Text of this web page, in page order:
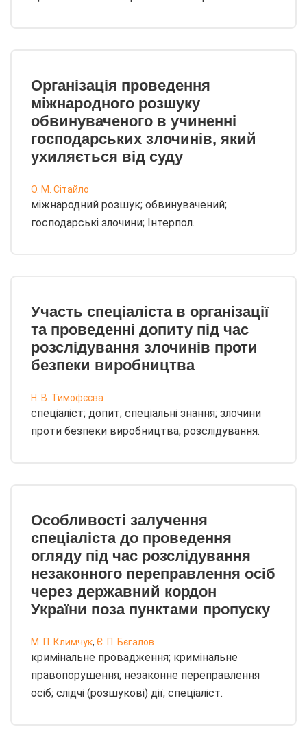
Організація проведення
міжнародного розшуку
обвинуваченого в учиненні
господарських злочинів, який
ухиляється від суду
О. М. Сітайло
міжнародний розшук; обвинувачений;
господарські злочини; Інтерпол.
Участь спеціаліста в організації
та проведенні допиту під час
розслідування злочинів проти
безпеки виробництва
Н. В. Тимофєєва
спеціаліст; допит; спеціальні знання; злочини
проти безпеки виробництва; розслідування.
Особливості залучення
спеціаліста до проведення
огляду під час розслідування
незаконного переправлення осіб
через державний кордон
України поза пунктами пропуску
М. П. Климчук, Є. П. Бєгалов
кримінальне провадження; кримінальне
правопорушення; незаконне переправлення
осіб; слідчі (розшукові) дії; спеціаліст.